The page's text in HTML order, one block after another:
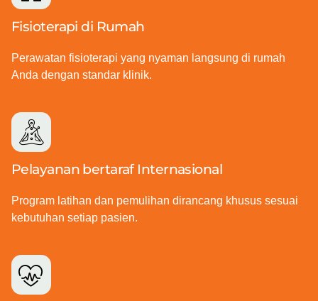
Fisioterapi di Rumah
Perawatan fisioterapi yang nyaman langsung di rumah
Anda dengan standar klinik.
Pelayanan bertaraf Internasional
Program latihan dan pemulihan dirancang khusus sesuai
kebutuhan setiap pasien.